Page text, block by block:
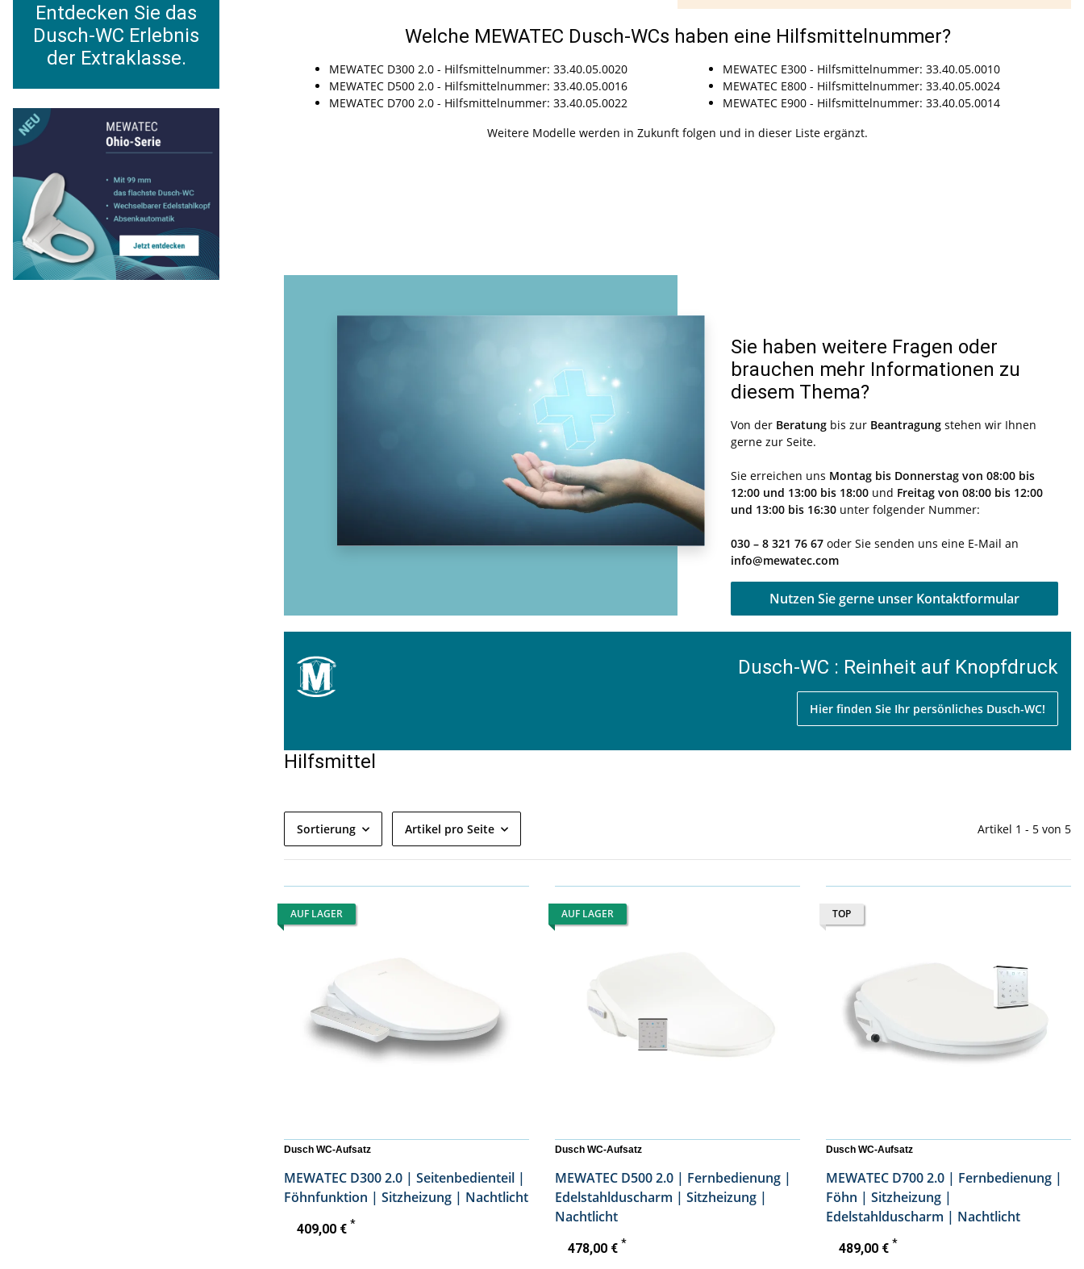
Welche MEWATEC Dusch-WCs haben eine Hilfsmittelnummer?
MEWATEC D300 2.0 - Hilfsmittelnummer: 33.40.05.0020
MEWATEC D500 2.0 - Hilfsmittelnummer: 33.40.05.0016
MEWATEC D700 2.0 - Hilfsmittelnummer: 33.40.05.0022
MEWATEC E300 - Hilfsmittelnummer: 33.40.05.0010
MEWATEC E800 - Hilfsmittelnummer: 33.40.05.0024
MEWATEC E900 - Hilfsmittelnummer: 33.40.05.0014
Weitere Modelle werden in Zukunft folgen und in dieser Liste ergänzt.
Sie haben weitere Fragen oder
brauchen mehr Informationen zu
diesem Thema?
Von der Beratung bis zur Beantragung stehen wir Ihnen
gerne zur Seite.
Sie erreichen uns Montag bis Donnerstag von 08:00 bis
12:00 und 13:00 bis 18:00 und Freitag von 08:00 bis 12:00
und 13:00 bis 16:30 unter folgender Nummer:
030 – 8 321 76 67 oder Sie senden uns eine E-Mail an
info@mewatec.com
Nutzen Sie gerne unser Kontaktformular
Dusch-WC : Reinheit auf Knopfdruck
Hier finden Sie Ihr persönliches Dusch-WC!
Hilfsmittel
Sortierung Artikel pro Seite Artikel 1 - 5 von 5
AUF LAGER
Dusch WC-Aufsatz
MEWATEC D300 2.0 | Seitenbedienteil |
Föhnfunktion | Sitzheizung | Nachtlicht
409,00 € *
AUF LAGER
Dusch WC-Aufsatz
MEWATEC D500 2.0 | Fernbedienung |
Edelstahlduscharm | Sitzheizung |
Nachtlicht
478,00 € *
TOP
Dusch WC-Aufsatz
MEWATEC D700 2.0 | Fernbedienung |
Föhn | Sitzheizung |
Edelstahlduscharm | Nachtlicht
489,00 € *
Entdecken Sie das
Dusch-WC Erlebnis
der Extraklasse.